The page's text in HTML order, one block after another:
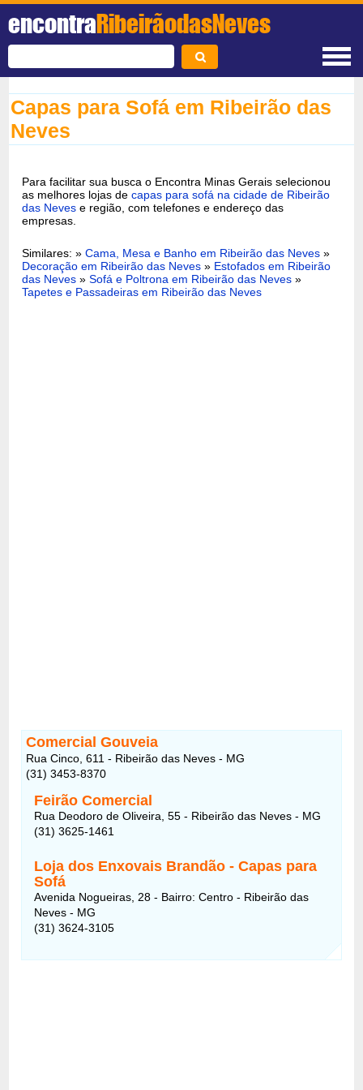
encontraRibeirãodasNeves
Capas para Sofá em Ribeirão das
Neves
Para facilitar sua busca o Encontra Minas Gerais selecionou
as melhores lojas decapas para sofá na cidade de Ribeirão
das Neves e região, com telefones e endereço das
empresas.
Similares: »Cama, Mesa e Banho em Ribeirão das Neves »
Decoração em Ribeirão das Neves » Estofados em Ribeirão
das Neves »Sofá e Poltrona em Ribeirão das Neves »
Tapetes e Passadeiras em Ribeirão das Neves
Comercial Gouveia
Rua Cinco, 611 - Ribeirão das Neves - MG
(31) 3453-8370
Feirão Comercial
Rua Deodoro de Oliveira, 55 - Ribeirão das Neves - MG
(31) 3625-1461
Loja dos Enxovais Brandão - Capas para
Sofá
Avenida Nogueiras, 28 - Bairro: Centro - Ribeirão das
Neves - MG
(31) 3624-3105